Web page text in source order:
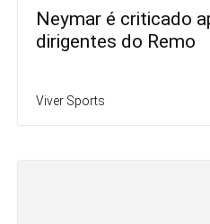
Neymar é criticado
dirigentes do Remo
Viver Sports